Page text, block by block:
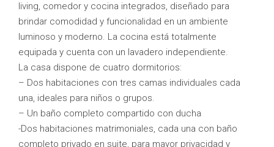
living, comedor y cocina integrados, diseñado para
brindar comodidad y funcionalidad en un ambiente
luminoso y moderno. La cocina está totalmente
equipada y cuenta con un lavadero independiente.
La casa dispone de cuatro dormitorios:
– Dos habitaciones con tres camas individuales cada
una, ideales para niños o grupos.
– Un baño completo compartido con ducha
-Dos habitaciones matrimoniales, cada una con baño
completo privado en suite, para mayor privacidad y